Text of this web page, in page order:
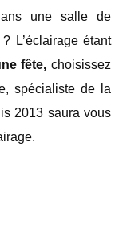
une salle de
L’éclairage étant
fête, choisissez
spécialiste de la
2013 saura vous